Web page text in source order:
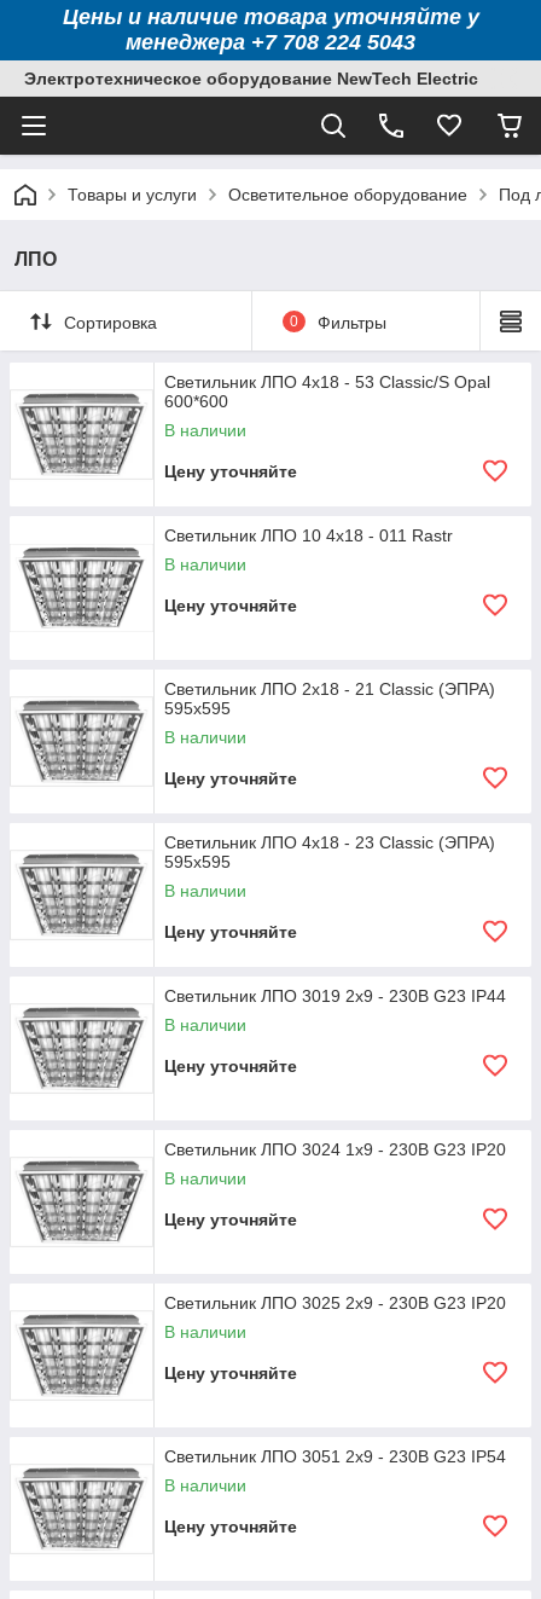
Цены и наличие товара уточняйте у
менеджера +7 708 224 5043
Электротехническое оборудование NewTech Electric
Товары и услуги Осветительное оборудование Под
ЛПО
Сортировка 0 Фильтры
Светильник ЛПО 4х18 - 53 Classic/S Opal
600*600
В наличии
Цену уточняйте
Светильник ЛПО 10 4х18 - 011 Rastr
В наличии
Цену уточняйте
Светильник ЛПО 2х18 - 21 Classiс (ЭПРА)
595х595
В наличии
Цену уточняйте
Светильник ЛПО 4х18 - 23 Classiс (ЭПРА)
595х595
В наличии
Цену уточняйте
Светильник ЛПО 3019 2x9 - 230В G23 IP44
В наличии
Цену уточняйте
Светильник ЛПО 3024 1x9 - 230В G23 IP20
В наличии
Цену уточняйте
Светильник ЛПО 3025 2х9 - 230В G23 IP20
В наличии
Цену уточняйте
Светильник ЛПО 3051 2х9 - 230В G23 IP54
В наличии
Цену уточняйте